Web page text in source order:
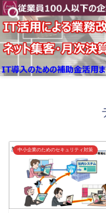
中小企業のためのセキュリティ対策